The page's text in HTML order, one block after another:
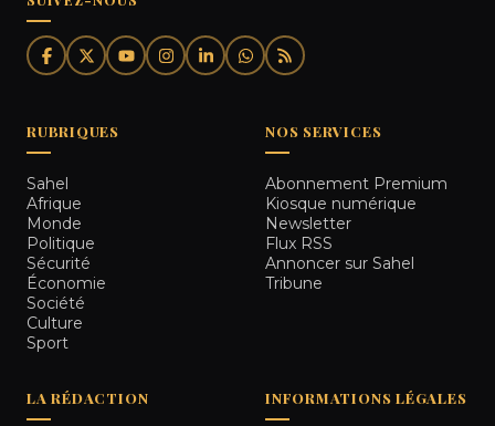
RUBRIQUES
Sahel
Afrique
Monde
Politique
Sécurité
Économie
Société
Culture
Sport
NOS SERVICES
Abonnement Premium
Kiosque numérique
Newsletter
Flux RSS
Annoncer sur Sahel
Tribune
LA RÉDACTION INFORMATIONS LÉGALES